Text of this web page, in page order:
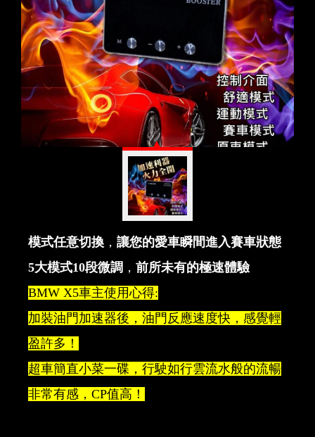
模式任意切換 ， 讓您的愛車瞬間進入賽車狀態
5大模式10段微調 ， 前所未有的極速體驗
BMW X5車主使用心得:
加裝油門加速器後，油門反應速度快，感覺輕
盈許多！
超車簡直小菜一碟，行駛如行雲流水般的流暢
非常有感，CP值高！